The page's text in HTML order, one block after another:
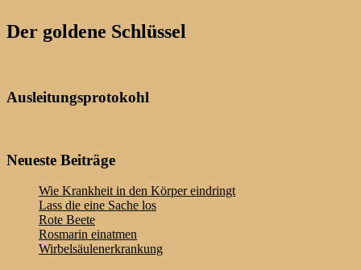
Der goldene Schlüssel
Ausleitungsprotokohl
Neueste Beiträge
Wie Krankheit in den Körper eindringt
Lass die eine Sache los
Rote Beete
Rosmarin einatmen
Wirbelsäulenerkrankung